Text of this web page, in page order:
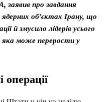
заявив про завдання
об’єктах Ірану, що
й змусило лідерів усього
яка може перерости у